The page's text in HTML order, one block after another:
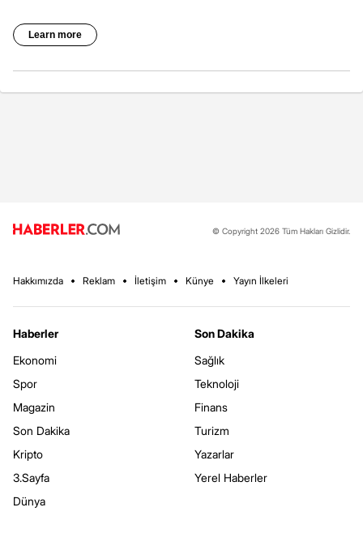
© Copyright 2026 Tüm Hakları Gizlidir.
Hakkımızda Reklam İletişim Künye Yayın İlkeleri
Haberler
Ekonomi
Spor
Magazin
Son Dakika
Kripto
3.Sayfa
Dünya
Son Dakika
Sağlık
Teknoloji
Finans
Turizm
Yazarlar
Yerel Haberler